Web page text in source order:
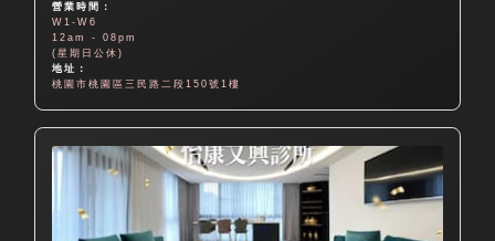
營業時間：
W1-W6
12am - 08pm
(星期日公休)
地址：
桃園市桃園區三民路二段150號1樓